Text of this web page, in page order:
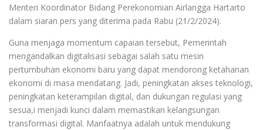
Menteri Koordinator Bidang Perekonomian Airlangga Hartarto
dalam siaran pers yang diterima pada Rabu (21/2/2024).
Guna menjaga momentum capaian tersebut, Pemerintah
mengandalkan digitalisasi sebagai salah satu mesin
pertumbuhan ekonomi baru yang dapat mendorong ketahanan
ekonomi di masa mendatang. Jadi, peningkatan akses teknologi,
peningkatan keterampilan digital, dan dukungan regulasi yang
sesua,i menjadi kunci dalam memastikan kelangsungan
transformasi digital. Manfaatnya adalah untuk mendukung